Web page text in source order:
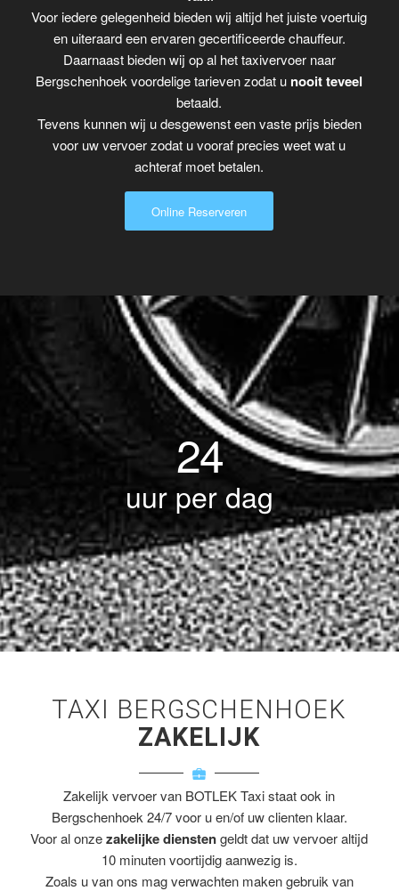
Voor iedere gelegenheid bieden wij altijd het juiste voertuig
en uiteraard een ervaren gecertificeerde chauffeur.
Daarnaast bieden wij op al het taxivervoer naar
Bergschenhoek voordelige tarieven zodat u nooit teveel
betaald.
Tevens kunnen wij u desgewenst een vaste prijs bieden
voor uw vervoer zodat u vooraf precies weet wat u
achteraf moet betalen.
Online Reserveren
24
uur per dag
TAXI BERGSCHENHOEK
ZAKELIJK
Zakelijk vervoer van BOTLEK Taxi staat ook in
Bergschenhoek 24/7 voor u en/of uw clienten klaar.
Voor al onzezakelijke dienstengeldt dat uw vervoer altijd
10 minuten voortijdig aanwezig is.
Zoals u van ons mag verwachten maken gebruik van